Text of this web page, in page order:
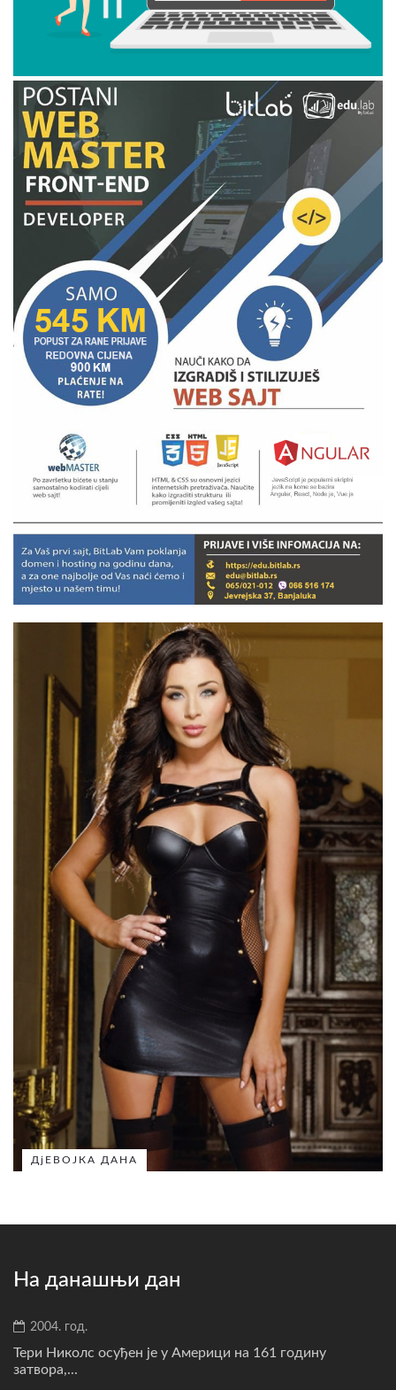
ДјЕВОЈКА ДАНА
На данашњи дан
2004. год.
Тери Николс осуђен је у Америци на 161 годину
затвора,...